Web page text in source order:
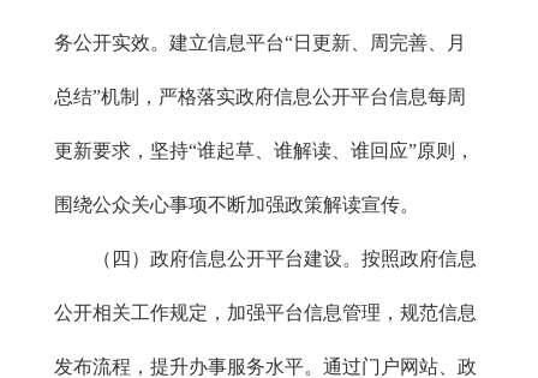
务公开实效。建立信息平台“日更新、周完善、月
总结”机制，严格落实政府信息公开平台信息每周
更新要求，坚持“谁起草、谁解读、谁回应”原则，
围绕公众关心事项不断加强政策解读宣传。
（四）政府信息公开平台建设。按照政府信息
公开相关工作规定，加强平台信息管理，规范信息
发布流程，提升办事服务水平。通过门户网站、政